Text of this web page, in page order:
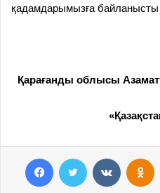
қадамдарымызға байланысты
Қарағанды облысы